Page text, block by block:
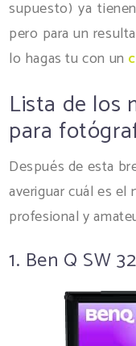
supuesto) ya
pero para un
lo hagas tu con un
Lista de los
para
Después de esta
averiguar cuál es
profesional y
1. Ben Q SW